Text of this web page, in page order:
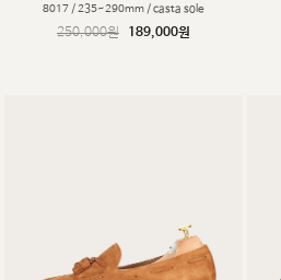
8017 / 235~290mm / casta sole
250,000원 189,000원